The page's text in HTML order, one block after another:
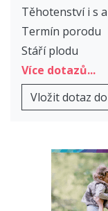
Těhotenství i s
Termín porodu
Stáří plodu
Více dotazů...
Vložit dotaz